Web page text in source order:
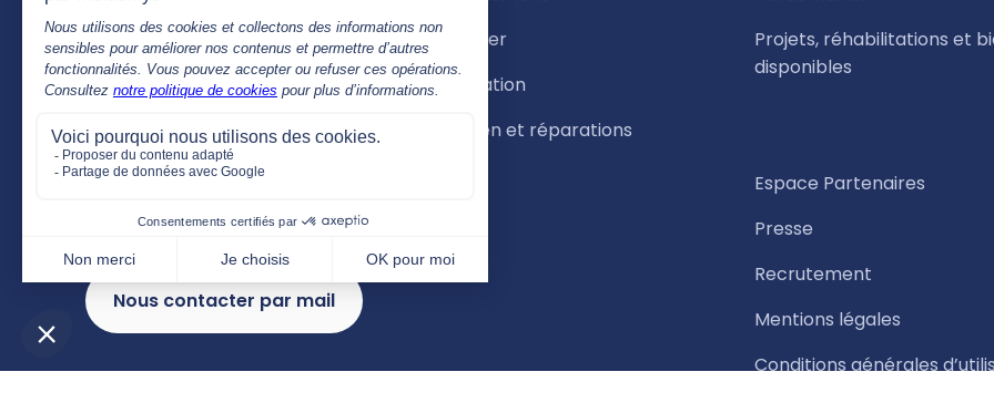
ouvert au public de :
8h30 à 12h30 & 14h00 à 17h00
Nous contacter par téléphone
02 41 81 68 00
à 17h00
Nous contacter par mail
Mon loyer
Ma situation
Entretien et réparations
Projets, réhabilitations et
disponibles
Espace Partenaires
Presse
Recrutement
Mentions légales
Conditions générales